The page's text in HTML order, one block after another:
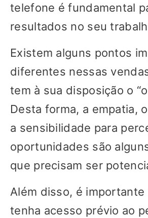
telefone é fundamental
resultados no seu
Existem alguns pontos
diferentes nessas
tem à sua disposição o
Desta forma, a empatia, o
a sensibilidade para
oportunidades são
que precisam ser
Além disso, é importante
tenha acesso prévio ao